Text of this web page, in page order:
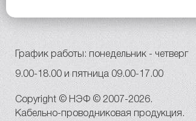
График работы: понедельник - четверг
9.00-18.00 и пятница 09.00-17.00
Copyright © НЭФ © 2007-2026.
Кабельно-проводниковая продукция.